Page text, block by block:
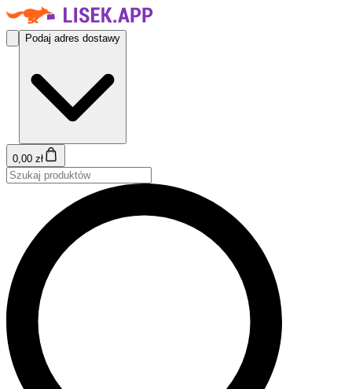
Podaj adres dostawy
0,00 zł